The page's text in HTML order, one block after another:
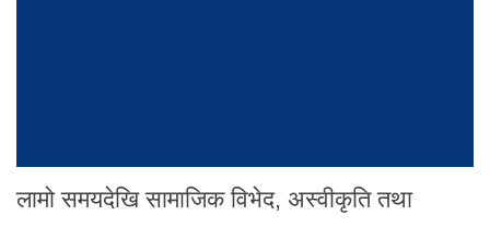
लामो समयदेखि सामाजिक विभेद, अस्वीकृति तथा